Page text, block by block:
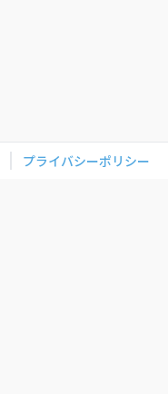
プライバシーポリシー